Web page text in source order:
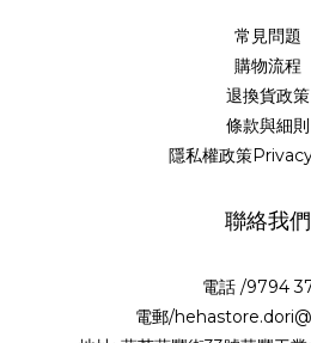
常見問題
購物流程
退換貨政策
條款與細則
隱私權政策
聯絡我們
電話 /9794
電郵/